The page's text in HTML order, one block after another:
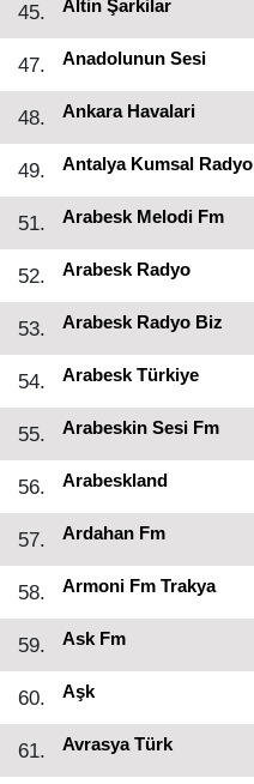
45. Altin Şarkilar
47. Anadolunun Sesi
48. Ankara Havalari
49. Antalya Kumsal Radyo
51. Arabesk Melodi Fm
52. Arabesk Radyo
53. Arabesk Radyo Biz
54. Arabesk Türkiye
55. Arabeskin Sesi Fm
56. Arabeskland
57. Ardahan Fm
58. Armoni Fm Trakya
59. Ask Fm
60. Aşk
61. Avrasya Türk